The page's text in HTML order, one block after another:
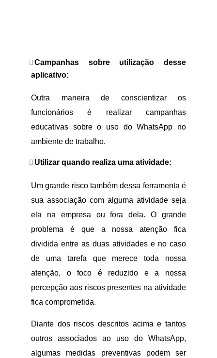
Campanhas sobre utilização desse
aplicativo:
Outra maneira de conscientizar os
funcionários é realizar campanhas
educativas sobre o uso do WhatsApp no
ambiente de trabalho.
Utilizar quando realiza uma atividade:
Um grande risco também dessa ferramenta é
sua associação com alguma atividade seja
ela na empresa ou fora dela. O grande
problema é que a nossa atenção fica
dividida entre as duas atividades e no caso
de uma tarefa que merece toda nossa
atenção, o foco é reduzido e a nossa
percepção aos riscos presentes na atividade
fica comprometida.
Diante dos riscos descritos acima e tantos
outros associados ao uso do WhatsApp,
algumas medidas preventivas podem ser